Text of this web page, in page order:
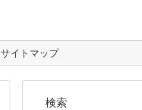
サイトマップ
検索